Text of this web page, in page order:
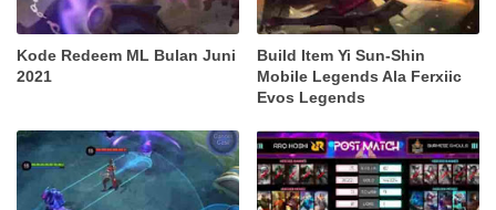
Kode Redeem ML Bulan Juni
2021
Build Item Yi Sun-Shin
Mobile Legends Ala Ferxiic
Evos Legends